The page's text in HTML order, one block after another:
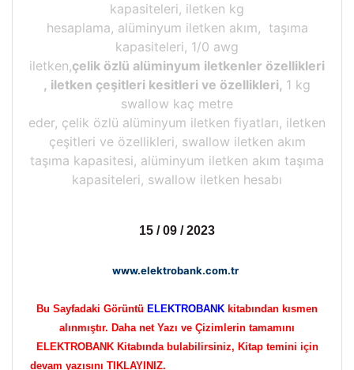
kapasiteleri, iletken kg
hesaplama, alüminyum iletken akım, taşıma
kapasiteleri, 1/0 awg
iletken,çelik özlü alüminyum iletkenler özellikleri
, iletken çeşitleri kesitleri ve özellikleri, 1 kg
swallow kaç metre
eder, çelik özlü alüminyum iletken fiyatları, iletken
çeşitleri ve özellikleri, swallow iletken akım
taşıma kapasitesi, alüminyum iletken akım taşıma
kapasiteleri, swallow iletken hesabı
15 / 09 / 2023
www.elektrobank.com.tr
Bu Sayfadaki Görüntü ELEKTROBANK kitabından kısmen
alınmıştır. Daha net Yazı ve Çizimlerin tamamını
ELEKTROBANK Kitabında bulabilirsiniz, Kitap temini için
devam yazısını TIKLAYINIZ.